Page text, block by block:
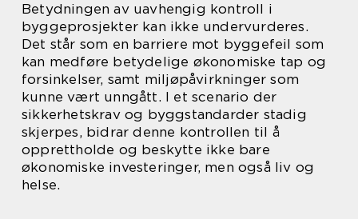
Betydningen av uavhengig kontroll i
byggeprosjekter kan ikke undervurderes.
Det står som en barriere mot byggefeil som
kan medføre betydelige økonomiske tap og
forsinkelser, samt miljøpåvirkninger som
kunne vært unngått. I et scenario der
sikkerhetskrav og byggstandarder stadig
skjerpes, bidrar denne kontrollen til å
opprettholde og beskytte ikke bare
økonomiske investeringer, men også liv og
helse.